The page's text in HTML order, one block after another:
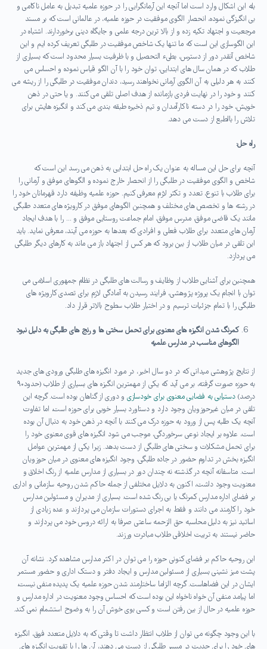
بله این اشکال وارد است اما آنچه این آرمانگرایی را در حوزه علمیه تبدیل به عامل ناکامی و
بی انگیزگی نموده، انحصار الگوی موفقیت در حوزه علمیه، در عالمانی است که بر مسند
مرجعیت و اجتهاد تکیه زده و از بالا ترین درجه علمی و جایگاه دینی برخوردارند. اشتباه در
این الگوسازی این است که ما تنها یک شاخص موفقیت در طلبگی تعریف کرده ایم و این
شاخص آنقدر دور از دسترس، بطیء التحصیل و با ظرفیت بسیار محدود است که بسیاری از
طلاب که در همان سال های ابتدایی، توان خود را با آن الگو قیاس نموده و احساس می
کنند به هر دلیلی به آن الگوی آرمانی نخواهند رسید، دندان موفقیت در طلبگی را از ریشه می
کنند و خود را در نهایت فردی بازمانده از هدف اصلی تلقی می کنند. و یا حتی در ذهن
خویش، خود را در دسته ناکارآمدان و تیم ذخیره طبقه بندی می کند و انگیزه هایش برای
تلاش را بالطبع از دست می دهد.
راه حل:
آنچه برای حل این مساله به عنوان یک راه حل ابتدایی به ذهن می رسد این است که
شاخص و الگوی موفقیت در طلبگی را از انحصار خارج نموده و الگوهای موفق و آرمانی را
برای طلاب با تنوع، تعدد و تکثر لازم معرفی کنیم. حوزه علمیه وظیفه دارد قهرمانان خود را
در رشته ها و تخصص های مختلف و همچنین الگوهای موفق در کارویژه های متعدد طلبگی
مانند یک قاضی موفق، مدرس موفق، امام جماعت روستایی موفق و … را با هدف ایجاد
آرمان های متعدد برای طلاب فعلی و افرادی که بعدها به حوزه می آیند، معرفی نماید. باید
این تلقی در میان طلاب از بین برود که هر کس از اجتهاد باز می ماند به کارهای دیگر طلبگی
می پردازد.
همچنین برای آشنایی طلاب از وظایف و رسالت های طلبگی در نظام جمهوری اسلامی می
توان با انجام یک پروژه پژوهشی، فرایند رسیدن به آمادگی لازم برای تصدی کارویژه های
طلبگی را با تمام جزئیات ترسیم و در اختیار طلاب سطوح بالاتر قرار داد.
کمرنگ شدن انگیزه های معنوی برای تحمل سختی ها و رنج های طلبگی به دلیل نبود
الگوهای مناسب در مدارس علمیه
از نتایج پژوهشی میدانی که در دو سال اخیر، در مورد انگیزه های طلبگی ورودی های جدید
به حوزه صورت گرفته، بر می آید که یکی از مهمترین انگیزه های بسیاری از طلاب (حدود۹۰
درصد) دستیابی به فضایی معنوی برای خودسازی و دوری از گناهان بوده است. گرچه این
تلقی در میان غیرحوزویان وجود دارد و دستاورد بسیار خوبی برای حوزه است، اما تفاوت
آنچه یک طلبه پس از ورود به حوزه درک می کنند با آنچه در ذهن خود به دنبال آن بوده
است، علاوه بر ایجاد نوعی سرخوردگی، موجب می شود انگیزه های قوی معنوی خود را
برای تحمل مشکلات و سختی های طلبگی از دست بدهد. زیرا یکی از مهمترین عوامل
انگیزه بخش در تداوم حضور در جاده طلبگی، وجود انگیزه های معنوی در میان حوزویان
است. متاسفانه آنچه در گذشته نه چندان دور در بسیاری از مدارس علمیه از رنگ اخلاق و
معنویت وجود داشت، اکنون به دلایل مختلفی از جمله حاکم شدن روحیه سازمانی و اداری
بر فضای اداره مدارس کمرنگ یا بی رنگ شده است. بسیاری از مدیران و مسئولین مدارس
خود را کارمند می دانند و فقط به اجرای دستورات سازمان می پردازند و عده زیادی از
اساتید نیز به دلیل محاسبه حق الزحمه ساعتی صرفا به ارائه دروس خود می پردازند و
حاضر نیستند به تربیت اخلاقی طلاب مبادرت ورزند.
این روحیه حاکم بر فضای کنونی حوزه را می توان در اکثر مدارس مشاهده کرد. نشانه آن
پشت میز نشینی بسیاری از مسئولین مدارس و ایجاد دفتر و دستک اداری و حضور مستمر
ایشان در این فضاهاست. گرچه الزاما ساختارمند شدن حوزه علمیه یک پدیده منفی نیست،
اما پیامد منفی آن خواه ناخواه این بوده است که احساس وجود معنویت در اداره مدارس و
حوزه علمیه در حال از بین رفتن است و کسی بوی خوش آن را به وضوح استشمام نمی کند.
با این وجود چگونه می توان از طلاب انتظار داشت تا وقتی که به دلایل متعدد فوق، انگیزه